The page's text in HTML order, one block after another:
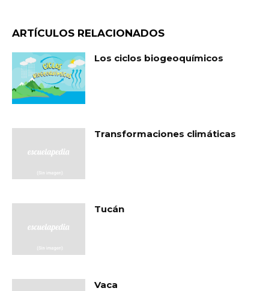
ARTÍCULOS RELACIONADOS
Los ciclos biogeoquímicos
Transformaciones climáticas
Tucán
Vaca